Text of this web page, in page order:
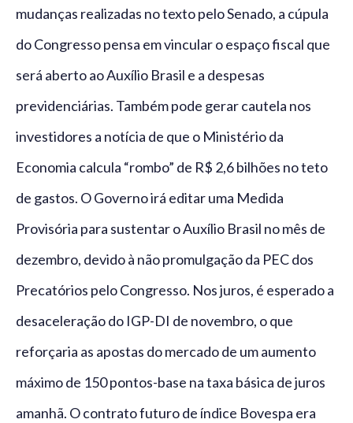
mudanças realizadas no texto pelo Senado, a cúpula
do Congresso pensa em vincular o espaço fiscal que
será aberto ao Auxílio Brasil e a despesas
previdenciárias. Também pode gerar cautela nos
investidores a notícia de que o Ministério da
Economia calcula “rombo” de R$ 2,6 bilhões no teto
de gastos. O Governo irá editar uma Medida
Provisória para sustentar o Auxílio Brasil no mês de
dezembro, devido à não promulgação da PEC dos
Precatórios pelo Congresso. Nos juros, é esperado a
desaceleração do IGP-DI de novembro, o que
reforçaria as apostas do mercado de um aumento
máximo de 150 pontos-base na taxa básica de juros
amanhã. O contrato futuro de índice Bovespa era